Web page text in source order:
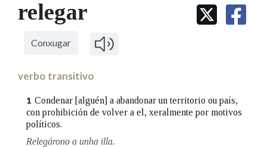
IDENTIDADE CORPORATIVA
MARCIAL DEL ADALID
FIGURAS HOMENAXEADAS
Facebook
TwitterYoutubeInstagram
Bluesky
BUSCAR NOS LEMAS
Comeza por
Contén
relegar
Conxugar
verbo transitivo
1 Condenar [alguén] a abandonar un territorio ou país,
con prohibición de volver a el, xeralmente por motivos
políticos.
Relegárono a unha illa.